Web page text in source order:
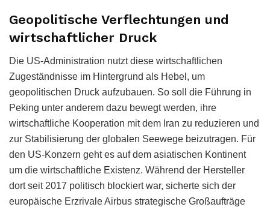
Geopolitische Verflechtungen und
wirtschaftlicher Druck
Die US-Administration nutzt diese wirtschaftlichen
Zugeständnisse im Hintergrund als Hebel, um
geopolitischen Druck aufzubauen. So soll die Führung in
Peking unter anderem dazu bewegt werden, ihre
wirtschaftliche Kooperation mit dem Iran zu reduzieren und
zur Stabilisierung der globalen Seewege beizutragen. Für
den US-Konzern geht es auf dem asiatischen Kontinent
um die wirtschaftliche Existenz. Während der Hersteller
dort seit 2017 politisch blockiert war, sicherte sich der
europäische Erzrivale Airbus strategische Großaufträge